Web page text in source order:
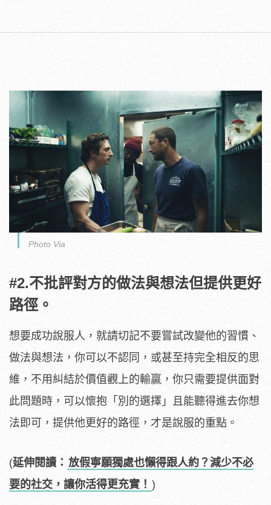
Photo Via
#2.不批評對方的做法與想法但提供更好
路徑。
想要成功說服人，就請切記不要嘗試改變他的習慣、
做法與想法，你可以不認同，或甚至持完全相反的思
維，不用糾結於價值觀上的輸贏，你只需要提供面對
此問題時，可以懷抱「別的選擇」且能聽得進去你想
法即可，提供他更好的路徑，才是說服的重點。
(延伸閱讀： 放假寧願獨處也懶得跟人約？減少不必
要的社交，讓你活得更充實！ )